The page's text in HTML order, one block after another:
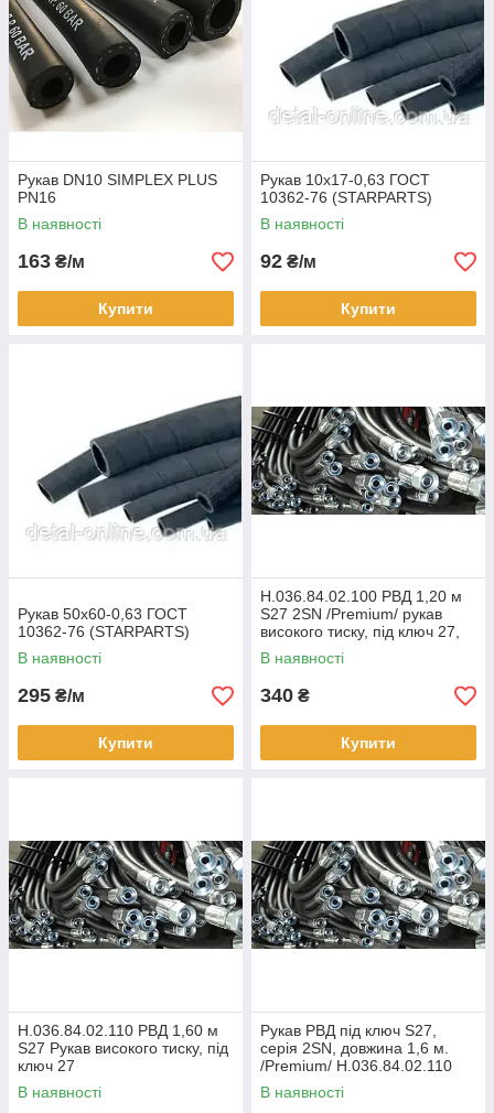
Рукав DN10 SIMPLEX PLUS
PN16
В наявності
163 ₴/м
Купити
Рукав 10х17-0,63 ГОСТ
10362-76 (STARPARTS)
В наявності
92 ₴/м
Купити
Рукав 50х60-0,63 ГОСТ
10362-76 (STARPARTS)
В наявності
295 ₴/м
Купити
Н.036.84.02.100 РВД 1,20 м
S27 2SN /Premium/ рукав
високого тиску, під ключ 27,
двошаровий
В наявності
340 ₴
Купити
Н.036.84.02.110 РВД 1,60 м
S27 Рукав високого тиску, під
ключ 27
В наявності
Рукав РВД під ключ S27,
серія 2SN, довжина 1,6 м.
/Premium/ Н.036.84.02.110
В наявності